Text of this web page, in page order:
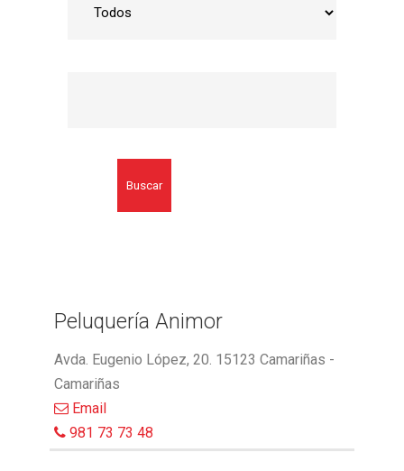
Buscar
Peluquería Animor
Avda. Eugenio López, 20. 15123 Camariñas -
Camariñas
Email
981 73 73 48